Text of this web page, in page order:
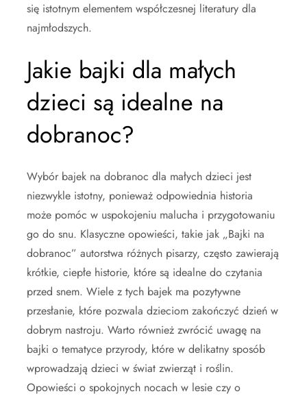
się istotnym elementem współczesnej literatury dla
najmłodszych.
Jakie bajki dla małych
dzieci są idealne na
dobranoc?
Wybór bajek na dobranoc dla małych dzieci jest
niezwykle istotny, ponieważ odpowiednia historia
może pomóc w uspokojeniu malucha i przygotowaniu
go do snu. Klasyczne opowieści, takie jak „Bajki na
dobranoc” autorstwa różnych pisarzy, często zawierają
krótkie, ciepłe historie, które są idealne do czytania
przed snem. Wiele z tych bajek ma pozytywne
przesłanie, które pozwala dzieciom zakończyć dzień w
dobrym nastroju. Warto również zwrócić uwagę na
bajki o tematyce przyrody, które w delikatny sposób
wprowadzają dzieci w świat zwierząt i roślin.
Opowieści o spokojnych nocach w lesie czy o